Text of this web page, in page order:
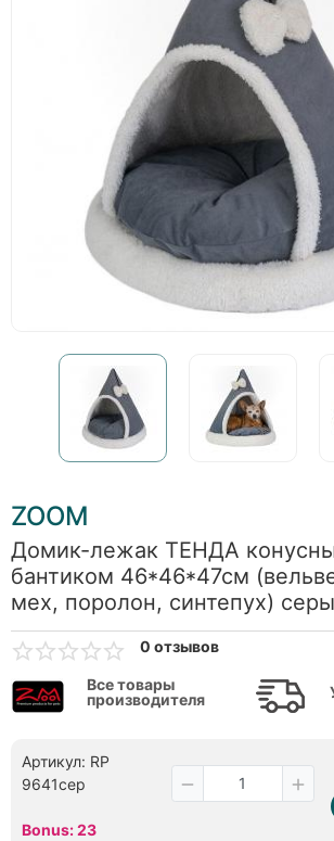
ZOOM
Домик-лежак ТЕНДА
бантиком 46*46*47см
мех, поролон, синтепух)
0 отзывов
Все товары
производителя
Артикул: RP
9641сер
Bonus: 23